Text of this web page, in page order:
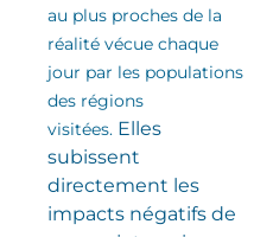
au plus proches de la
réalité vécue chaque
jour par les populations
des régions
visitées. Elles
subissent
directement les
impacts négatifs de